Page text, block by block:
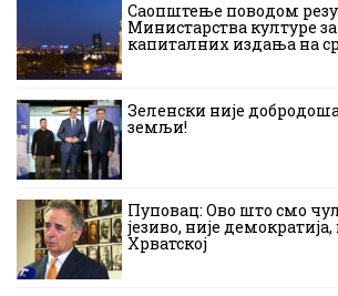
Саопштење поводом
Министарства културе
капиталних издања на
Зеленски није
земљи!
Пуповац: Ово што смо
језиво, није
Хрватској